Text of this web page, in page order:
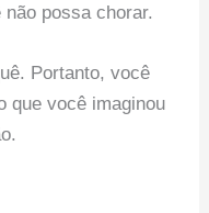
possa chorar.
Portanto, você
que você imaginou